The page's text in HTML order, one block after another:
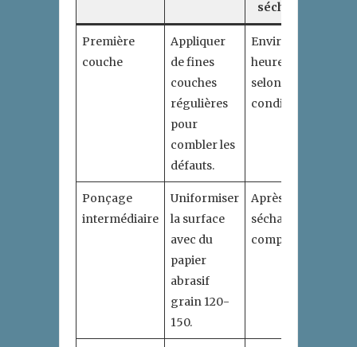
séchage
Première
couche
Appliquer
de fines
couches
régulières
pour
combler les
défauts.
Environ 24
heures,
selon
conditions.
Ponçage
intermédiaire
Uniformiser
la surface
avec du
papier
abrasif
grain 120-
150.
Après
séchage
complet.